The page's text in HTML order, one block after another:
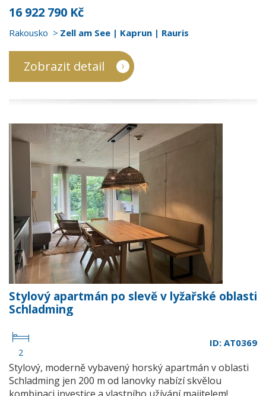
16 922 790 Kč
Rakousko Zell am See | Kaprun | Rauris
Zobrazit detail
Stylový apartmán po slevě v lyžařské oblasti
Schladming
2
ID: AT0369
Stylový, moderně vybavený horský apartmán v oblasti
Schladming jen 200 m od lanovky nabízí skvělou